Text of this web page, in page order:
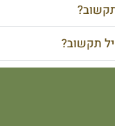
תקשוב?